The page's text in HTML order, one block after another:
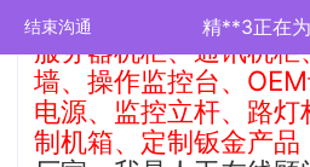
结束沟通 精**3正在
精致厂家 匠心专
服务器机柜、通讯机
墙、操作监控台、
电源、监控立杆、路灯
制机箱、定制钣金产品